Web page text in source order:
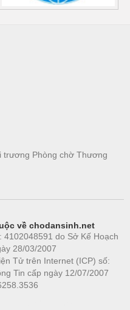
trương Phòng chờ Thương
về chodansinh.net
4102048591 do Sở Kế Hoạch
28/03/2007
Tử trên Internet (ICP) số:
Tin cấp ngày 12/07/2007